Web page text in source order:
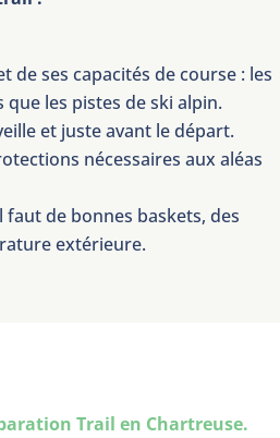
de ses capacités de course : les
les pistes de ski alpin.
et juste avant le départ.
nécessaires aux aléas
de bonnes baskets, des
extérieure.
Trail en Chartreuse.